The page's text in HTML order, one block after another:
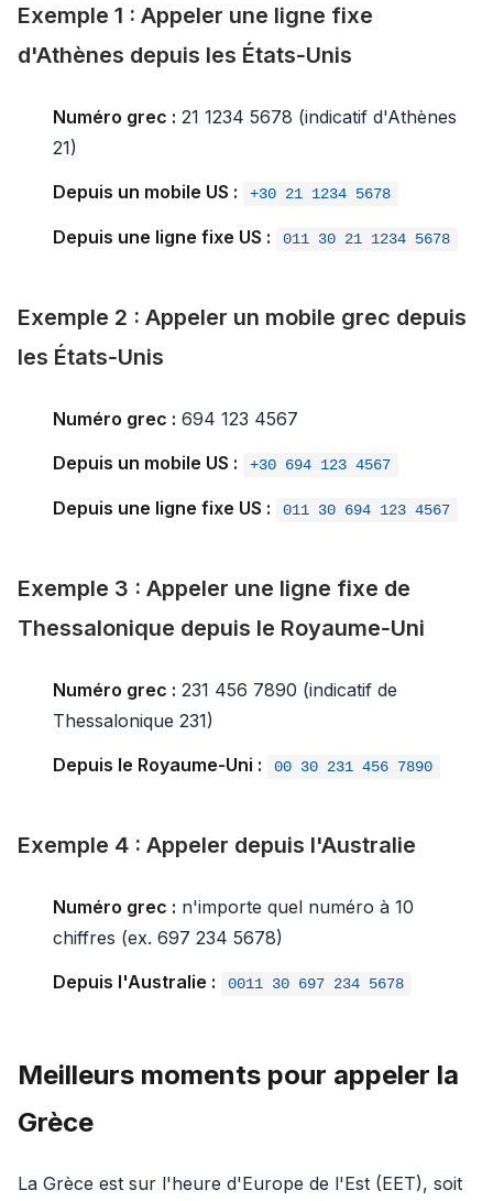
Exemple 1 : Appeler une ligne fixe
d'Athènes depuis les États‑Unis
Numéro grec : 21 1234 5678 (indicatif d'Athènes
21)
Depuis un mobile US :
+30 21 1234 5678
Depuis une ligne fixe US : 011 30 21 1234 5678
Exemple 2 : Appeler un mobile grec depuis
les États‑Unis
Numéro grec : 694 123 4567
Depuis un mobile US :
+30 694 123 4567
Depuis une ligne fixe US : 011 30 694 123 4567
Exemple 3 : Appeler une ligne fixe de
Thessalonique depuis le Royaume‑Uni
Numéro grec : 231 456 7890 (indicatif de
Thessalonique 231)
Depuis le Royaume‑Uni :
00 30 231 456 7890
Exemple 4 : Appeler depuis l'Australie
Numéro grec : n'importe quel numéro à 10
chiffres (ex. 697 234 5678)
Depuis l'Australie :
0011 30 697 234 5678
Meilleurs moments pour appeler la
Grèce
La Grèce est sur l'heure d'Europe de l'Est (EET), soit